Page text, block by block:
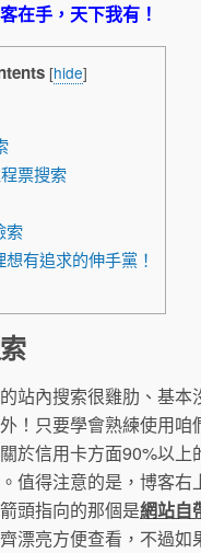
在手，天下我有！
[hide]
票搜索
索
有追求的伸手黨！
站內搜索很雞肋、基本
！只要學會熟練使用咱
於信用卡方面90%以上
值得注意的是，博客右
頭指向的那個是網站自
漂亮方便查看，不過如